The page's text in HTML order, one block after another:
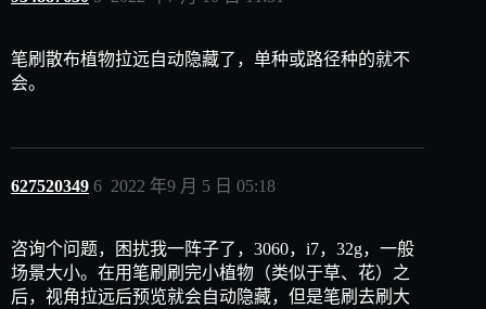
笔刷散布植物拉远自动隐藏了，单种或路径种的就不
会。
627520349 2022 年9 月 5 日 05:18
6
咨询个问题，困扰我一阵子了，3060，i7，32g，一般
场景大小。在用笔刷刷完小植物（类似于草、花）之
后，视角拉远后预览就会自动隐藏，但是笔刷去刷大